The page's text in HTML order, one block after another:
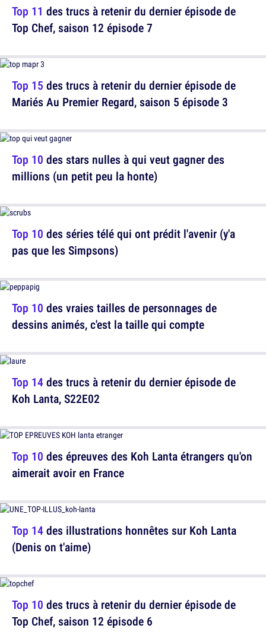
Top 11 des trucs à retenir du dernier épisode de
Top Chef, saison 12 épisode 7
Top 10 des stars nulles à qui veut gagner des
millions (un petit peu la honte)
Top 10 des vraies tailles de personnages de
dessins animés, c'est la taille qui compte
Top 10 des épreuves des Koh Lanta étrangers qu'on
aimerait avoir en France
Top 10 des trucs à retenir du dernier épisode de
Top Chef, saison 12 épisode 6
Top 15 des trucs à retenir du dernier épisode de
Mariés Au Premier Regard, saison 5 épisode 3
Top 10 des séries télé qui ont prédit l'avenir (y'a
pas que les Simpsons)
Top 14des trucs à retenir du dernier épisode de
Koh Lanta, S22E02
Top 14des illustrations honnêtes sur Koh Lanta
(Denis on t'aime)